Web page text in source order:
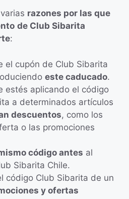
razones por las que
de Club Sibarita
:
el cupón de Club Sibarita
este caducado.
estés aplicando el código
a determinados artículos
descuentos, como los
o las promociones
código antes al
Sibarita Chile.
código Club Sibarita de un
y ofertas